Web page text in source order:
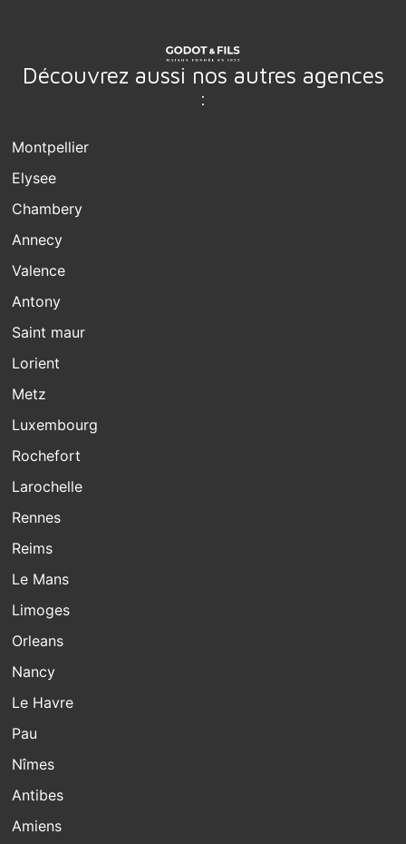
Découvrez aussi nos autres agences
:
Montpellier
Elysee
Chambery
Annecy
Valence
Antony
Saint maur
Lorient
Metz
Luxembourg
Rochefort
Larochelle
Rennes
Reims
Le Mans
Limoges
Orleans
Nancy
Le Havre
Pau
Nîmes
Antibes
Amiens